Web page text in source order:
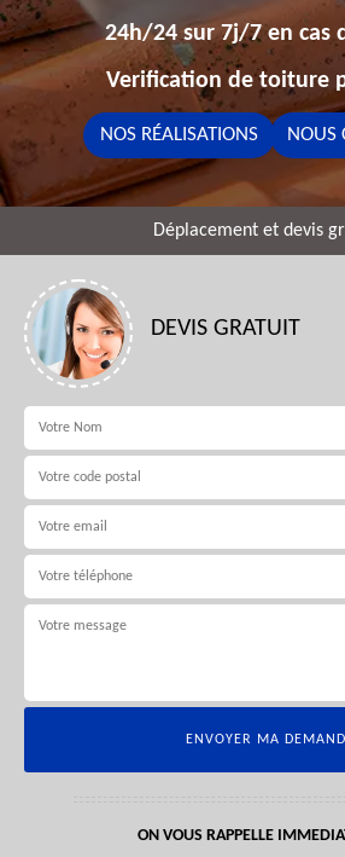
24h/24 sur 7j/7 en cas
Verification de toiture
NOS RÉALISATIONS NOUS
Déplacement et devis
DEVIS GRATUIT
ON VOUS RAPPELLE